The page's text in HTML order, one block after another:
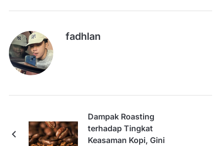
fadhlan
Dampak Roasting
terhadap Tingkat
Keasaman Kopi, Gini